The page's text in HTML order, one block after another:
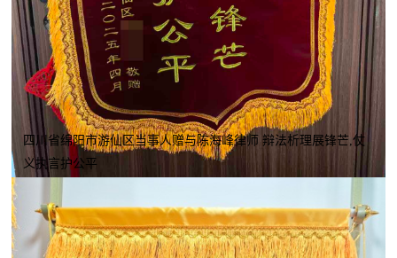
四川省绵阳市游仙区当事人赠与陈海峰律师 辩法析理展锋芒,仗
义执言护公平